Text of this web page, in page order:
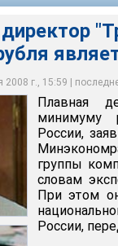
г., 15:59 |
принимать
неправильным
не следует - это
он
с тем, что рубль
Сергей Игнатьев
рубля
Плавная
минимуму
России,
группы
словам
При этом
России,